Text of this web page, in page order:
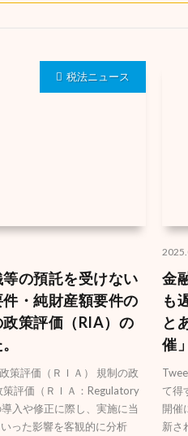
税法ニュース
の預託を受けない
・純財産額要件の
策評価（RIA）の
策評価（ＲＩＡ） 規制の政
評価（ＲＩＡ：Regulatory
入や修正に際し、実施に当
った影響を客観的に分析
金
も
と
催
て得
開催
新さ